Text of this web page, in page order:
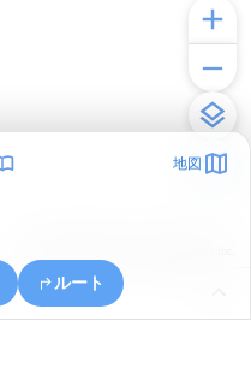
地図
ルート